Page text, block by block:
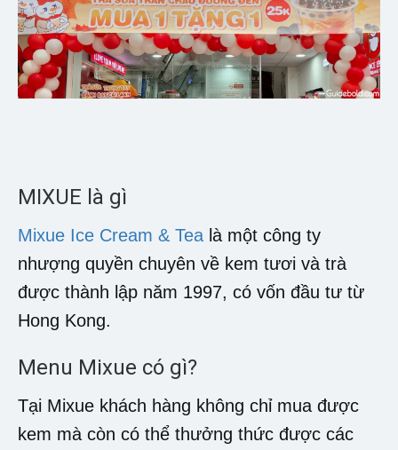
MIXUE là gì
Mixue Ice Cream & Tea là một công ty
nhượng quyền chuyên về kem tươi và trà
được thành lập năm 1997, có vốn đầu tư từ
Hong Kong.
Menu Mixue có gì?
Tại Mixue khách hàng không chỉ mua được
kem mà còn có thể thưởng thức được các